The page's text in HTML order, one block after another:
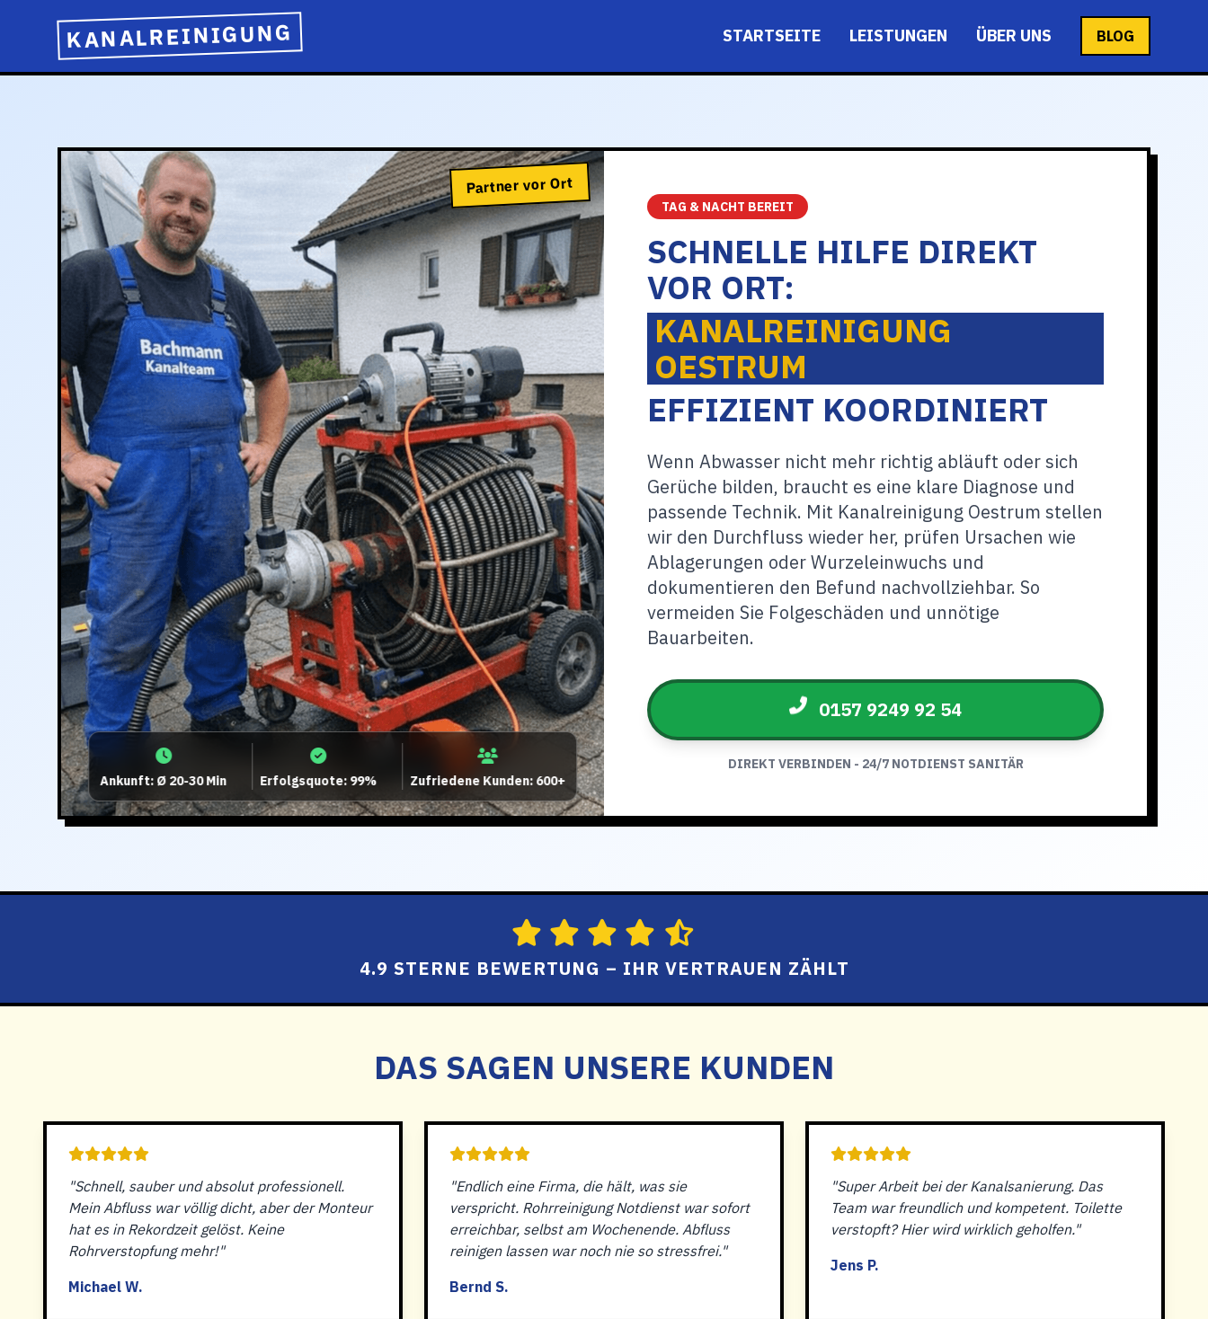
KANALREINIGUNG STARTSEITE LEISTUNGEN ÜBER UNS BLOG
Partner vor Ort
Ankunft: Ø 20-30 Min Erfolgsquote: 99% Zufriedene Kunden: 600+
TAG & NACHT BEREIT
SCHNELLE HILFE DIREKT
VOR ORT:
KANALREINIGUNG
OESTRUM
EFFIZIENT KOORDINIERT
Wenn Abwasser nicht mehr richtig abläuft oder sich
Gerüche bilden, braucht es eine klare Diagnose und
passende Technik. Mit Kanalreinigung Oestrum stellen
wir den Durchfluss wieder her, prüfen Ursachen wie
Ablagerungen oder Wurzeleinwuchs und
dokumentieren den Befund nachvollziehbar. So
vermeiden Sie Folgeschäden und unnötige
Bauarbeiten.
0157 9249 92 54
DIREKT VERBINDEN - 24/7 NOTDIENST SANITÄR
4.9 STERNE BEWERTUNG – IHR VERTRAUEN ZÄHLT
DAS SAGEN UNSERE KUNDEN
"Schnell, sauber und absolut professionell.
Mein Abfluss war völlig dicht, aber der Monteur
hat es in Rekordzeit gelöst. Keine
Rohrverstopfung mehr!"
Michael W.
"Endlich eine Firma, die hält, was sie
verspricht. Rohrreinigung Notdienst war sofort
erreichbar, selbst am Wochenende. Abfluss
reinigen lassen war noch nie so stressfrei."
Bernd S.
"Super Arbeit bei der Kanalsanierung. Das
Team war freundlich und kompetent. Toilette
verstopft? Hier wird wirklich geholfen."
Jens P.